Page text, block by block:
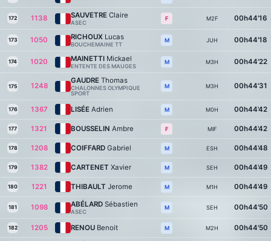
172 1138 SAUVETRE Claire
ASEC
F M2F 00h44'16
173 1050 RICHOUX Lucas
BOUCHEMAINE TT
M JUH 00h44'18
174 1020 MAINETTI Mickael
ENTENTE DES MAUGES
M M3H 00h44'22
175 1248
GAUDRE Thomas
CHALONNES OLYMPIQUE
SPORT
M M3H 00h44'31
176 1367 LISÉE Adrien M M0H 00h44'42
177 1321 BOUSSELIN Ambre F MIF 00h44'42
178 1208 COIFFARD Gabriel M ESH 00h44'48
179 1382 CARTENET Xavier M SEH 00h44'49
180 1221 THIBAULT Jerome M M1H 00h44'49
181 1098 ABÉLARD Sébastien
ASEC
M SEH 00h44'50
182 1205 RENOU Benoit M M2H 00h44'50